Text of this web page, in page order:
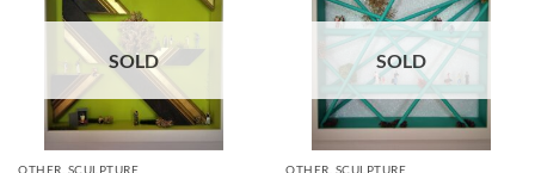
SOLD
OTHER, SCULPTURE
SOLD
OTHER, SCULPTURE